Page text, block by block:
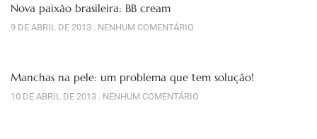
Nova paixão brasileira: BB cream
9 DE ABRIL DE 2013 NENHUM COMENTÁRIO
Manchas na pele: um problema que tem solução!
10 DE ABRIL DE 2013 NENHUM COMENTÁRIO